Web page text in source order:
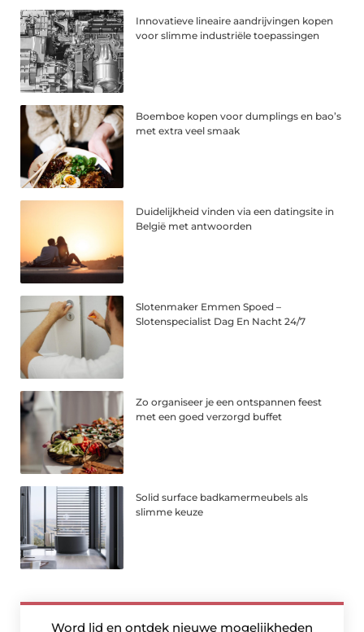
Innovatieve lineaire aandrijvingen kopen
voor slimme industriële toepassingen
Boemboe kopen voor dumplings en bao’s
met extra veel smaak
Duidelijkheid vinden via een datingsite in
België met antwoorden
Slotenmaker Emmen Spoed –
Slotenspecialist Dag En Nacht 24/7
Zo organiseer je een ontspannen feest
met een goed verzorgd buffet
Solid surface badkamermeubels als
slimme keuze
Word lid en ontdek nieuwe mogelijkheden